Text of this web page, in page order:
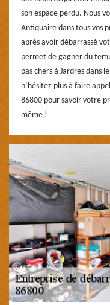
son espace perdu. Nous
Antiquaire dans tous vos
après avoir débarrassé
permet de gagner du
pas chers à Jardres dans
n’hésitez plus à faire
86800 pour savoir votre
même !